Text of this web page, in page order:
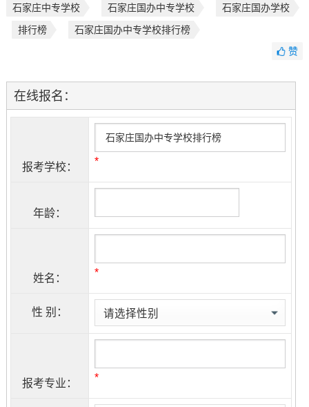
石家庄中专学校 石家庄国办中专学校
石家庄国办学校
排行榜
石家庄国办中专学校排行榜
赞
在线报名：
报考学校： *
年龄：
姓名： *
性 别：
报考专业： *